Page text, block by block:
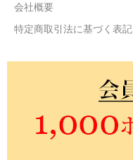
会社概要
特定商取引法に基づく表記